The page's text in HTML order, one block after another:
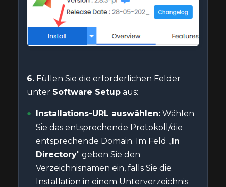
6. Füllen Sie die erforderlichen Felder
unter Software Setup aus:
Installations-URL auswählen: Wählen
Sie das entsprechende Protokoll/die
entsprechende Domain. Im Feld „In
Directory" geben Sie den
Verzeichnisnamen ein, falls Sie die
Installation in einem Unterverzeichnis